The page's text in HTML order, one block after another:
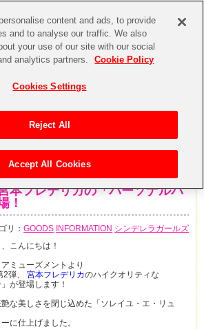
本フレデリカの「パーソナルパ
！
リ：GOODS INFORMATION シンデレラガールズ
こんにちは！
ミューズメントより
弾、
宮本フレデリカのハイクオリティな
が登場します！
な美しさを閉じ込めた「ソレイユ・エ・リュ
に仕上げました。
content and ads, to provide
and to analyse our traffic. We also
your use of our site with our social
analytics partners.
Cookie Policy
Cookies Settings
Reject All
Accept All Cookies